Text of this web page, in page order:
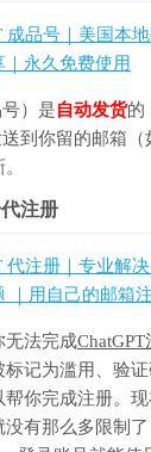
成品号｜美国本
永久免费使用
）是自动发货的
送到你留的邮箱
注册
代注册｜专业解
｜用自己的邮箱
无法完成ChatGPT
标记为滥用、验
你完成注册。
没有那么多限制